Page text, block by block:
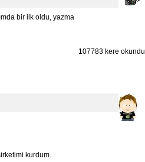
bir ilk oldu, yazma
107783 kere okundu
kurdum.